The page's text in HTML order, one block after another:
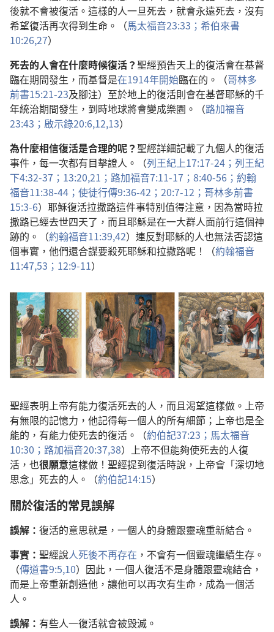
後就不會被復活。這樣的人一旦死去，就會永遠死去，沒有
希望復活再次得到生命。（馬太福音23:33； 希伯來書
10:26,27）
死去的人會在什麼時候復活？聖經預告天上的復活會在基督
臨在期間發生，而基督是在1914年開始臨在的。（哥林多
前書15:21-23及腳注）至於地上的復活則會在基督耶穌的千
年統治期間發生，到時地球將會變成樂園。（路加福音
23:43； 啟示錄20:6,12,13）
為什麼相信復活是合理的呢？聖經詳細記載了九個人的復活
事件，每一次都有目擊證人。（列王紀上17:17-24； 列王紀
下4:32-37； 13:20,21； 路加福音7:11-17； 8:40-56； 約翰
福音11:38-44； 使徒行傳9:36-42； 20:7-12； 哥林多前書
15:3-6）耶穌復活拉撒路這件事特別值得注意，因為當時拉
撒路已經去世四天了，而且耶穌是在一大群人面前行這個神
跡的。（約翰福音11:39,42）連反對耶穌的人也無法否認這
個事實，他們還合謀要殺死耶穌和拉撒路呢！（約翰福音
11:47,53； 12:9-11）
聖經表明上帝有能力復活死去的人，而且渴望這樣做。上帝
有無限的記憶力，他記得每一個人的所有細節；上帝也是全
能的，有能力使死去的復活。（約伯記37:23； 馬太福音
10:30； 路加福音20:37,38）上帝不但能夠使死去的人復
活，也很願意這樣做！聖經提到復活時說，上帝會「深切地
思念」死去的人。（約伯記14:15）
關於復活的常見誤解
誤解： 復活的意思就是，一個人的身體跟靈魂重新結合。
事實： 聖經說人死後不再存在 ，不會有一個靈魂繼續生存。
（傳道書9:5,10）因此，一個人復活不是身體跟靈魂結合，
而是上帝重新創造他，讓他可以再次有生命，成為一個活
人。
誤解： 有些人一復活就會被毀滅。